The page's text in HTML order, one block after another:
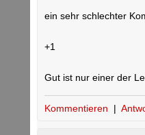
ein sehr schlechter
+1
Gut ist nur einer der
Kommentieren |